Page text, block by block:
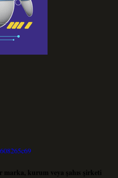
kurum veya şahıs şirketi